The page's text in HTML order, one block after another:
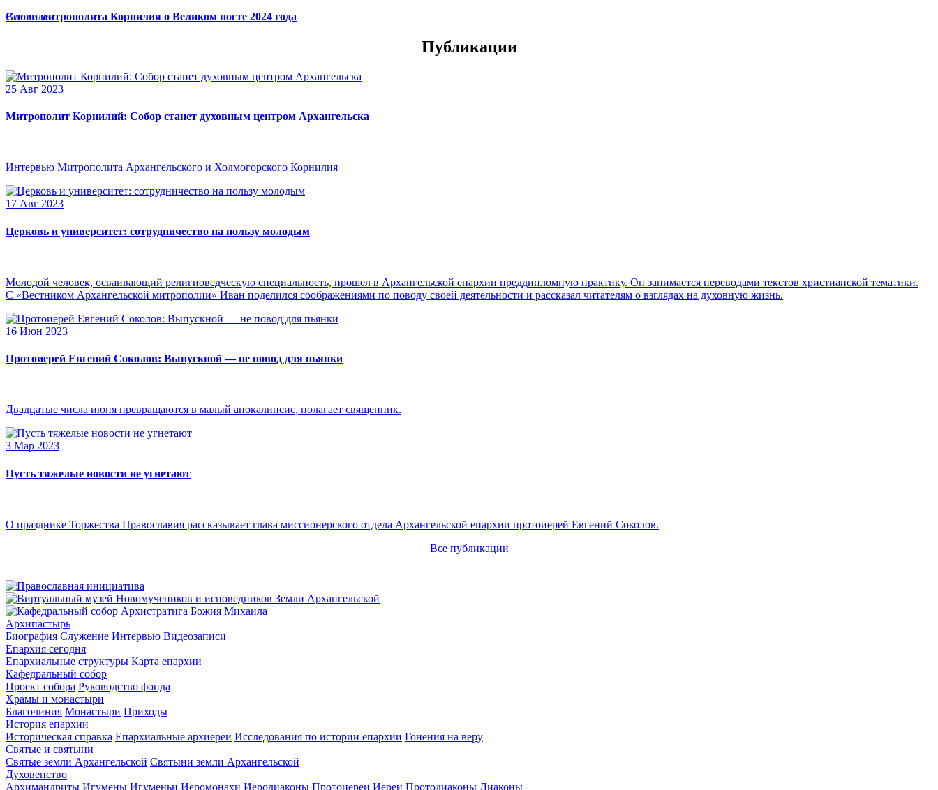
Слово митрополита Корнилия о Великом посте 2024 года
Все видео
Публикации
25 Авг 2023
Митрополит Корнилий: Собор станет духовным центром Архангельска
Интервью Митрополита Архангельского и Холмогорского Корнилия
17 Авг 2023
Церковь и университет: сотрудничество на пользу молодым
Молодой человек, осваивающий религиоведческую специальность, прошел в Архангельской епархии преддипломную практику. Он занимается переводами текстов христианской тематики.
С «Вестником Архангельской митрополии» Иван поделился соображениями по поводу своей деятельности и рассказал читателям о взглядах на духовную жизнь.
16 Июн 2023
Протоиерей Евгений Соколов: Выпускной — не повод для пьянки
Двадцатые числа июня превращаются в малый апокалипсис, полагает священник.
3 Мар 2023
Пусть тяжелые новости не угнетают
О празднике Торжества Православия рассказывает глава миссионерского отдела Архангельской епархии протоиерей Евгений Соколов.
Все публикации
Архипастырь
Биография Служение Интервью Видеозаписи
Епархия сегодня
Епархиальные структуры Карта епархии
Кафедральный собор
Проект собора Руководство фонда
Храмы и монастыри
Благочиния Монастыри Приходы
История епархии
Историческая справка Епархиальные архиереи Исследования по истории епархии Гонения на веру
Святые и святыни
Святые земли Архангельской Святыни земли Архангельской
Духовенство
Архимандриты Игумены Игуменьи Иеромонахи Иеродиаконы Протоиереи Иереи Протодиаконы Диаконы